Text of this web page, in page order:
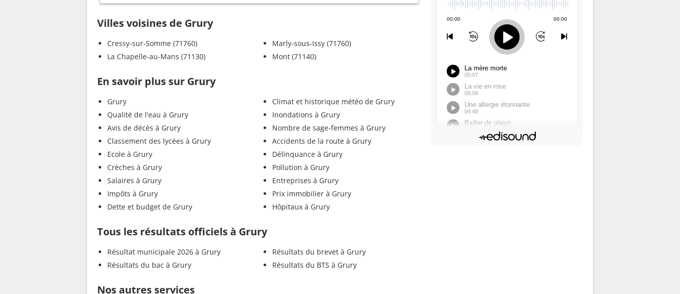
Villes voisines de Grury
Cressy-sur-Somme (71760)
La Chapelle-au-Mans (71130)
Marly-sous-Issy (71760)
Mont (71140)
En savoir plus sur Grury
Grury
Qualité de l'eau à Grury
Avis de décès à Grury
Classement des lycées à Grury
Ecole à Grury
Crèches à Grury
Salaires à Grury
Impôts à Grury
Dette et budget de Grury
Climat et historique météo de Grury
Inondations à Grury
Nombre de sage-femmes à Grury
Accidents de la route à Grury
Délinquance à Grury
Pollution à Grury
Entreprises à Grury
Prix immobilier à Grury
Hôpitaux à Grury
Tous les résultats officiels à Grury
Résultat municipale 2026 à Grury
Résultats du bac à Grury
Résultats du brevet à Grury
Résultats du BTS à Grury
Nos autres services